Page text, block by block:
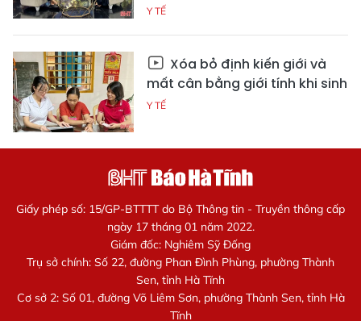
Y TẾ
Xóa bỏ định kiến giới và
mất cân bằng giới tính khi sinh
Y TẾ
Giấy phép số: 15/GP-BTTTT do Bộ Thông tin - Truyền thông cấp
ngày 17 tháng 01 năm 2022.
Giám đốc: Nghiêm Sỹ Đống
Trụ sở chính: Số 22, đường Phan Đình Phùng, phường Thành
Sen, tỉnh Hà Tĩnh
Cơ sở 2: Số 01, đường Võ Liêm Sơn, phường Thành Sen, tỉnh Hà
Tĩnh